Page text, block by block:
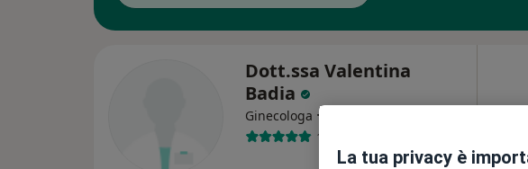
Dott.ssa Valentina
Badia
Ginecologa ·
107 recensioni
La tua privacy è